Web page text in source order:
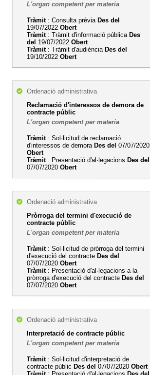
L'organ competent per materia
Tràmit: Consulta prèvia Des del
19/07/2022 Obert
Tràmit: Tràmit d'informació pública Des
del 19/07/2022 Obert
Tràmit: Tràmit d'audiència Des del
19/10/2022 Obert
Ordenació administrativa
Reclamació d'interessos de demora de
contracte públic
L'organ competent per materia
Tràmit: Sol·licitud de reclamació
d'interessos de demora Des del 07/07/2020
Obert
Tràmit: Presentació d'al·legacions Des del
07/07/2020 Obert
Ordenació administrativa
Pròrroga del termini d'execució de
contracte públic
L'organ competent per materia
Tràmit: Sol·licitud de pròrroga del termini
d'execució del contracte Des del
07/07/2020 Obert
Tràmit: Presentació d'al·legacions a la
pròrroga d'execució del contracte Des del
07/07/2020 Obert
Ordenació administrativa
Interpretació de contracte públic
L'organ competent per materia
Tràmit: Sol·licitud d'interpretació de
contracte públic Des del 07/07/2020 Obert